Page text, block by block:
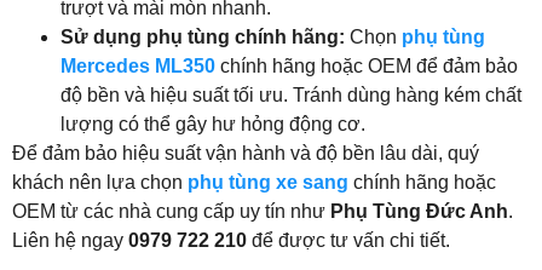
trượt và mài mòn nhanh.
Sử dụng phụ tùng chính hãng: Chọn phụ tùng
Mercedes ML350 chính hãng hoặc OEM để đảm bảo
độ bền và hiệu suất tối ưu. Tránh dùng hàng kém chất
lượng có thể gây hư hỏng động cơ.
Để đảm bảo hiệu suất vận hành và độ bền lâu dài, quý
khách nên lựa chọn phụ tùng xe sang chính hãng hoặc
OEM từ các nhà cung cấp uy tín như Phụ Tùng Đức Anh.
Liên hệ ngay 0979 722 210 để được tư vấn chi tiết.